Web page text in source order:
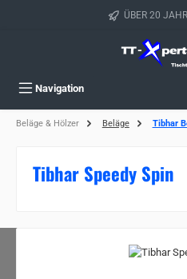
Zum Hauptinhalt springen ÜBER 20
Navigation
Beläge & Hölzer Beläge Tibhar
Tibhar Speedy Spin
Bildergalerie überspringen